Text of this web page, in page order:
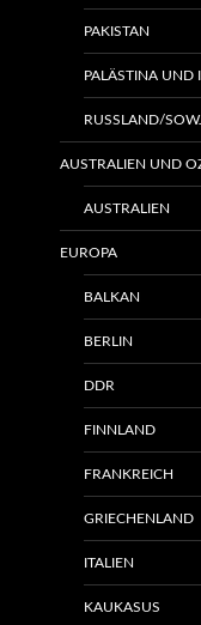
PAKISTAN
PALÄSTINA UND
RUSSLAND/
AUSTRALIEN UND
AUSTRALIEN
EUROPA
BALKAN
BERLIN
DDR
FINNLAND
FRANKREICH
GRIECHENLAND
ITALIEN
KAUKASUS